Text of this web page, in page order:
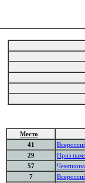
Место
41
29
Приз
57
7